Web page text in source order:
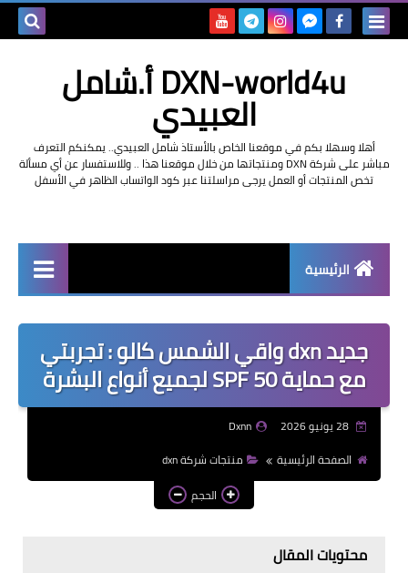
DXN-world4u أ.شامل
العبيدي
أهلا وسهلا بكم في موقعنا الخاص بالأستاذ شامل العبيدي.. يمكنكم التعرف
مباشر على شركة DXN ومنتجاتها من خلال موقعنا هذا .. وللاستفسار عن أي مسألة
تخص المنتجات أو العمل يرجى مراسلتنا عبر كود الواتساب الظاهر في الأسفل
الرئيسية
جديد dxn واقي الشمس كالو : تجربتي
مع حماية SPF 50 لجميع أنواع البشرة
28 يونيو 2026
Dxnn
الصفحة الرئيسية
منتجات شركة dxn
الحجم
محتويات المقال